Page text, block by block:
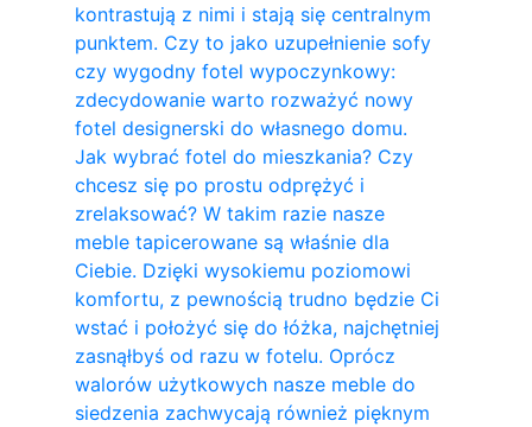
kontrastują z nimi i stają się centralnym
punktem. Czy to jako uzupełnienie sofy
czy wygodny fotel wypoczynkowy:
zdecydowanie warto rozważyć nowy
fotel designerski do własnego domu.
Jak wybrać fotel do mieszkania? Czy
chcesz się po prostu odprężyć i
zrelaksować? W takim razie nasze
meble tapicerowane są właśnie dla
Ciebie. Dzięki wysokiemu poziomowi
komfortu, z pewnością trudno będzie Ci
wstać i położyć się do łóżka, najchętniej
zasnąłbyś od razu w fotelu. Oprócz
walorów użytkowych nasze meble do
siedzenia zachwycają również pięknym